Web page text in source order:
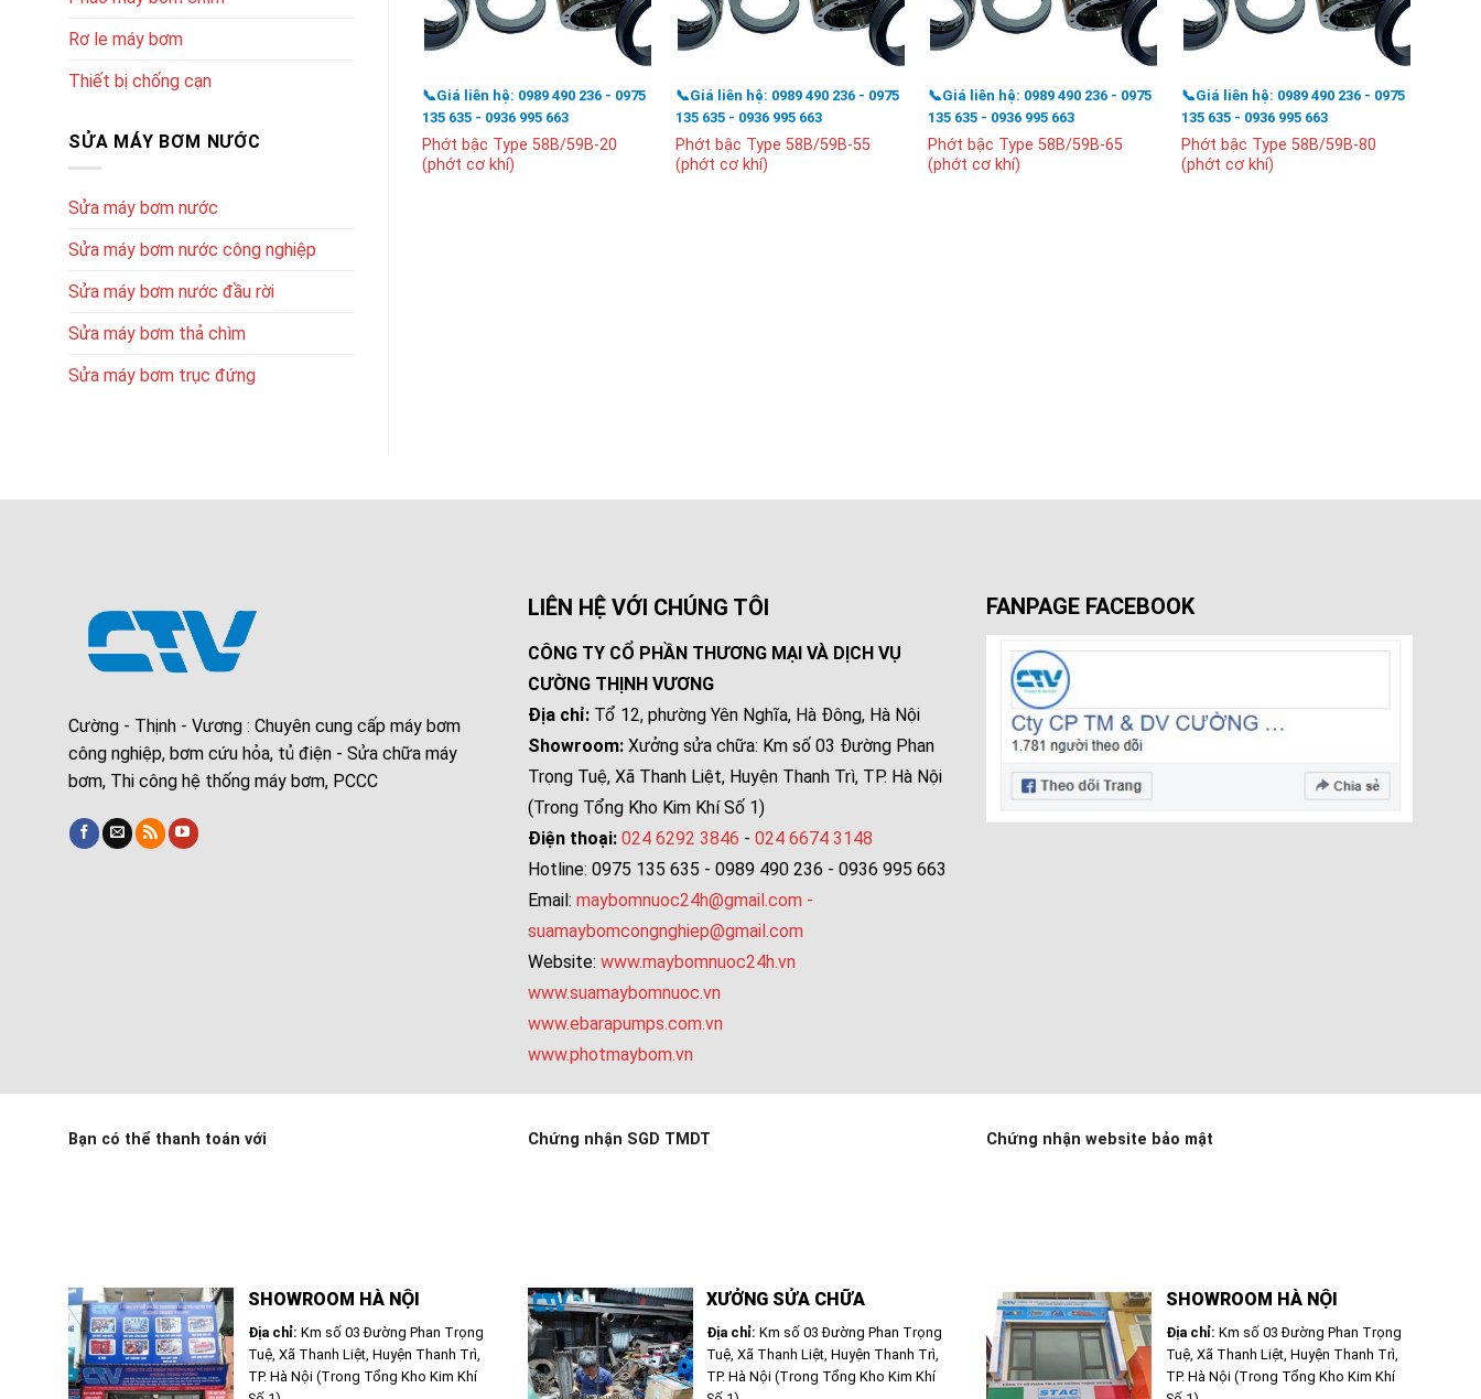
Rơ le máy bơm
Thiết bị chống cạn
SỬA MÁY BƠM NƯỚC
Sửa máy bơm nước
Sửa máy bơm nước công nghiệp
Sửa máy bơm nước đầu rời
Sửa máy bơm thả chìm
Sửa máy bơm trục đứng
📞Giá liên hệ: 0989 490 236 - 0975
135 635 - 0936 995 663
Phớt bậc Type 58B/59B-20
(phớt cơ khí)
📞Giá liên hệ: 0989 490 236 - 0975
135 635 - 0936 995 663
Phớt bậc Type 58B/59B-55
(phớt cơ khí)
📞Giá liên hệ: 0989 490 236 - 0975
135 635 - 0936 995 663
Phớt bậc Type 58B/59B-65
(phớt cơ khí)
📞Giá liên hệ: 0989 490 236 - 0975
135 635 - 0936 995 663
Phớt bậc Type 58B/59B-80
(phớt cơ khí)
Cường - Thịnh - Vương : Chuyên cung cấp máy bơm
công nghiệp, bơm cứu hỏa, tủ điện - Sửa chữa máy
bơm, Thi công hệ thống máy bơm, PCCC
LIÊN HỆ VỚI CHÚNG TÔI
CÔNG TY CỔ PHẦN THƯƠNG MẠI VÀ DỊCH VỤ
CƯỜNG THỊNH VƯƠNG
Địa chỉ:Tổ 12, phường Yên Nghĩa, Hà Đông, Hà Nội
Showroom:Xưởng sửa chữa: Km số 03 Đường Phan
Trọng Tuệ, Xã Thanh Liệt, Huyện Thanh Trì, TP. Hà Nội
(Trong Tổng Kho Kim Khí Số 1)
Điện thoại: 024 6292 3846 - 024 6674 3148
Hotline: 0975 135 635 - 0989 490 236 - 0936 995 663
Email: maybomnuoc24h@gmail.com -
suamaybomcongnghiep@gmail.com
Website: www.maybomnuoc24h.vn
www.suamaybomnuoc.vn
www.ebarapumps.com.vn
www.photmaybom.vn
FANPAGE FACEBOOK
Bạn có thể thanh toán với Chứng nhận SGD TMDT Chứng nhận website bảo mật
SHOWROOM HÀ NỘI
Địa chỉ: Km số 03 Đường Phan Trọng
Tuệ, Xã Thanh Liệt, Huyện Thanh Trì,
TP. Hà Nội (Trong Tổng Kho Kim Khí
XƯỞNG SỬA CHỮA
Địa chỉ: Km số 03 Đường Phan Trọng
Tuệ, Xã Thanh Liệt, Huyện Thanh Trì,
TP. Hà Nội (Trong Tổng Kho Kim Khí
SHOWROOM HÀ NỘI
Địa chỉ: Km số 03 Đường Phan Trọng
Tuệ, Xã Thanh Liệt, Huyện Thanh Trì,
TP. Hà Nội (Trong Tổng Kho Kim Khí